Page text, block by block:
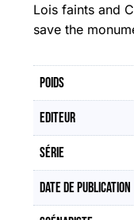
Lois faints and
save the
Poids
Editeur
Série
Date de publication